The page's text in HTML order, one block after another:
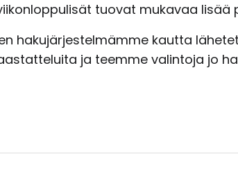
tuovat mukavaa lisää
hakujärjestelmämme kautta
ja teemme valintoja jo